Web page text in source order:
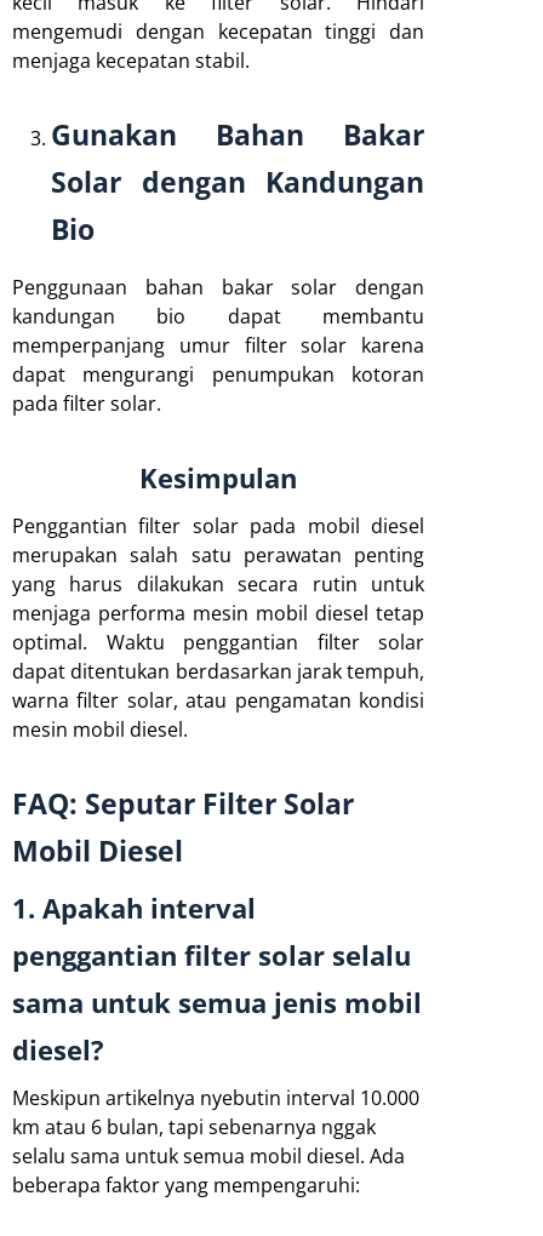
mengemudi dengan kecepatan tinggi dan
menjaga kecepatan stabil.
Gunakan Bahan Bakar
Solar dengan Kandungan
Bio
Penggunaan bahan bakar solar dengan
kandungan bio dapat membantu
memperpanjang umur filter solar karena
dapat mengurangi penumpukan kotoran
pada filter solar.
Kesimpulan
Penggantian filter solar pada mobil diesel
merupakan salah satu perawatan penting
yang harus dilakukan secara rutin untuk
menjaga performa mesin mobil diesel tetap
optimal. Waktu penggantian filter solar
dapat ditentukan berdasarkan jarak tempuh,
warna filter solar, atau pengamatan kondisi
mesin mobil diesel.
FAQ: Seputar Filter Solar
Mobil Diesel
1. Apakah interval
penggantian filter solar selalu
sama untuk semua jenis mobil
diesel?
Meskipun artikelnya nyebutin interval 10.000
km atau 6 bulan, tapi sebenarnya nggak
selalu sama untuk semua mobil diesel. Ada
beberapa faktor yang mempengaruhi: